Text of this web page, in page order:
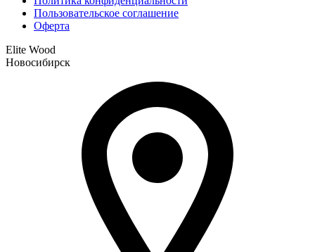
Пользовательское соглашение
Оферта
Elite Wood
Новосибирск